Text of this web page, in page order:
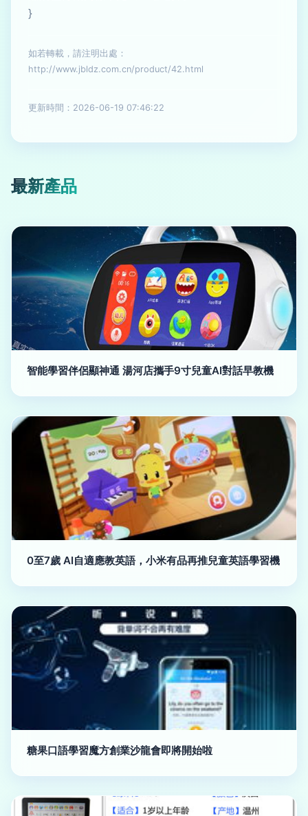
}
如若轉載，請注明出處：
http://www.jbldz.com.cn/product/42.html
更新時間：2026-06-19 07:46:22
最新產品
智能學習伴侶顯神通 湯河店攜手9寸兒童AI對話早教機
0至7歲 AI自適應教英語，小米有品再推兒童英語學習機
糖果口語學習魔方創業沙龍會即將開始啦